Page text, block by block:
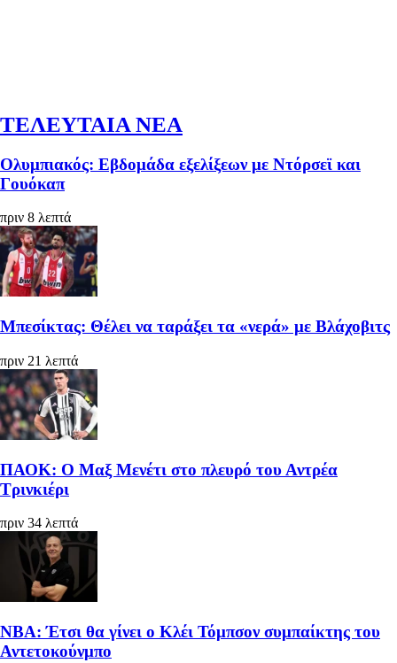
ΤΕΛΕΥΤΑΙΑ ΝΕΑ
Ολυμπιακός: Εβδομάδα εξελίξεων με Ντόρσεϊ και
Γουόκαπ
πριν 8 λεπτά
Μπεσίκτας: Θέλει να ταράξει τα «νερά» με Βλάχοβιτς
πριν 21 λεπτά
ΠΑΟΚ: Ο Μαξ Μενέτι στο πλευρό του Αντρέα
Τρινκιέρι
πριν 34 λεπτά
ΝΒΑ: Έτσι θα γίνει ο Κλέι Τόμπσον συμπαίκτης του
Αντετοκούνμπο